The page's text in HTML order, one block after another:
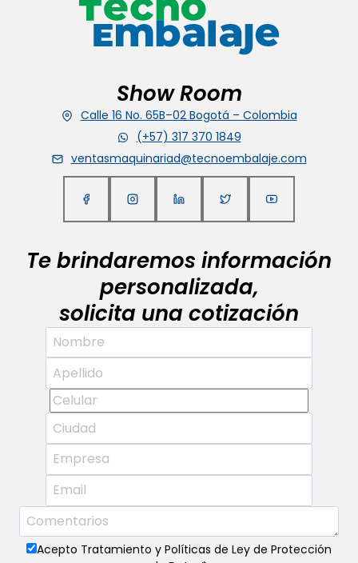
Show Room
Calle 16 No. 65B–02 Bogotá – Colombia
(+57) 317 370 1849
ventasmaquinariad@tecnoembalaje.com
Te brindaremos información
personalizada,
solicita una cotización
Acepto Tratamiento y Políticas de Ley de Protección